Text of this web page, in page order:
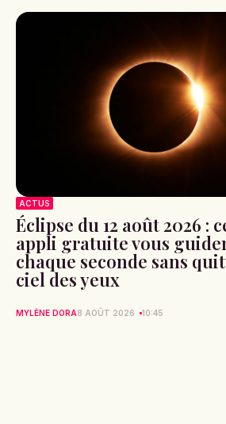
ACTUS
Éclipse du 12 août 2026 :
appli gratuite vous
chaque seconde sans
ciel des yeux
MYLÈNE DORA8 AOÛT 2026 10:45